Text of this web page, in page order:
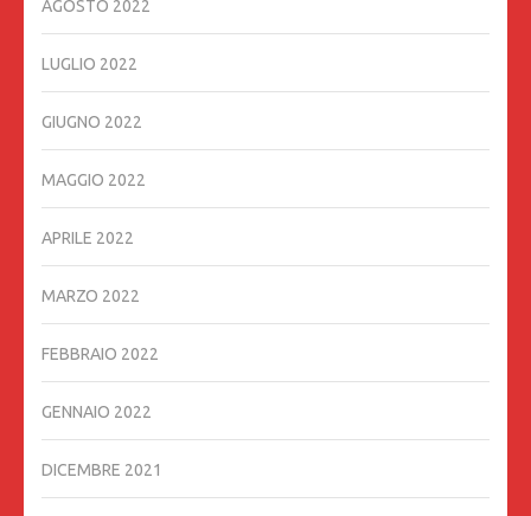
AGOSTO 2022
LUGLIO 2022
GIUGNO 2022
MAGGIO 2022
APRILE 2022
MARZO 2022
FEBBRAIO 2022
GENNAIO 2022
DICEMBRE 2021